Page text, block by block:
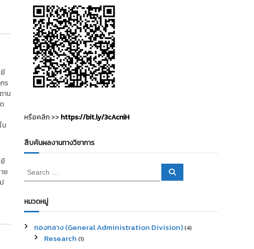
ร
าน
น
ช
หรือคลิก >>https://bit.ly/3cAcniH
สืบค้นผลงานทางวิชาการ
S
e
r
c
f
S
หมวดหมู่
กองกลาง (General Administration Division)(4)
Research (1)